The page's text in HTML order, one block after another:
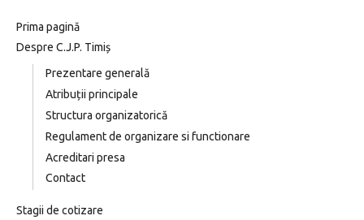
Prima pagină
Despre C.J.P. Timiș
Prezentare generală
Atribuții principale
Structura organizatorică
Regulament de organizare si functionare
Acreditari presa
Contact
Stagii de cotizare